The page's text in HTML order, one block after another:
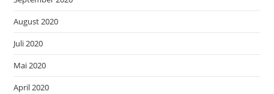
August 2020
Juli 2020
Mai 2020
April 2020